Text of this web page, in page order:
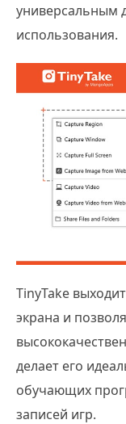
универсальным
использования.
TinyTake
экрана и
делает его
обучающих
записей игр.